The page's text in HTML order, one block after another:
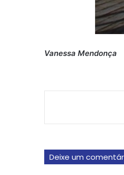
Vanessa Mendonça
Deixe um